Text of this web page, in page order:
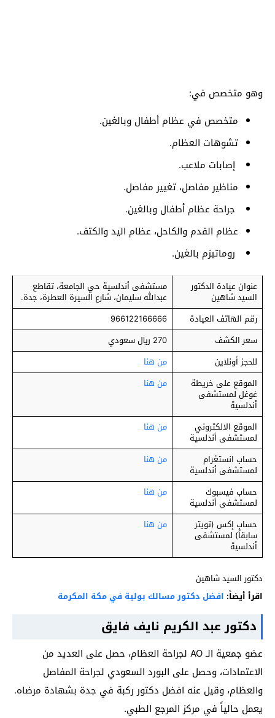
وهو متخصص في:
متخصص في عظام أطفال وبالغين.
تشوهات العظام.
إصابات ملاعب.
مناظير مفاصل، تغيير مفاصل.
جراحة عظام أطفال وبالغين.
عظام القدم والكاحل، عظام اليد والكتف.
روماتيزم بالغين.
عنوان عيادة الدكتور
السيد شاهين
مستشفى أندلسية حي الجامعة، تقاطع
عبدالله سليمان، شارع السيرة العطرة، جدة.
رقم الهاتف العيادة
966122166666
سعر الكشف
270 ريال سعودي
للحجز أونلاين
من هنا
الموقع على خريطة
غوغل لمستشفى
أندلسية
من هنا
الموقع الالكتروني
لمستشفى أندلسية
من هنا
حساب انستغرام
لمستشفى أندلسية
من هنا
حساب فيسبوك
لمستشفى أندلسية
من هنا
حساب إكس (تويتر
سابقاً) لمستشفى
أندلسية
من هنا
دكتور السيد شاهين
اقرأ أيضاً: افضل دكتور مسالك بولية في مكة المكرمة
دكتور عبد الكريم نايف فايق
عضو جمعية الـ AO لجراحة العظام، حصل على العديد من
الاعتمادات، وحصل على البورد السعودي لجراحة المفاصل
والعظام، وقيل عنه افضل دكتور ركبة في جدة بشهادة مرضاه.
يعمل حالياً في مركز المرجع الطبي.